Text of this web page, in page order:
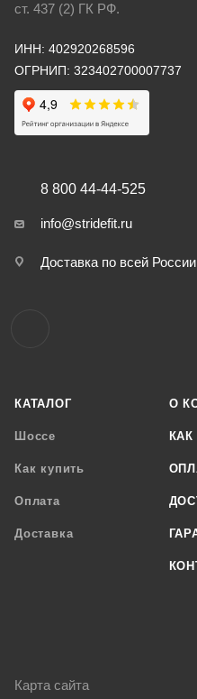
ст. 437 (2) ГК РФ.
ИНН: 402920268596
ОГРНИП: 323402700007737
КАТАЛОГ
Шоссе
Как купить
Оплата
Доставка
О
8 800 44-44-525
info@stridefit.ru
Доставка по всей России
Карта сайта